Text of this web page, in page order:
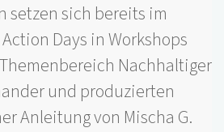
setzen sich bereits im
Days in Workshops
Nachhaltiger
und produzierten
Anleitung von Mischa G.